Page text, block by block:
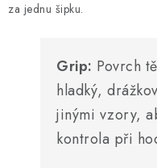
za jednu šipku.
Grip: Povrch
hladký,
jinými vzory,
kontrola při